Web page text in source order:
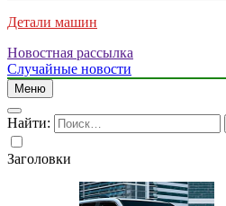
Детали машин
Новостная рассылка
Случайные новости
Меню
Найти:
Заголовки